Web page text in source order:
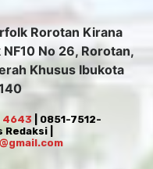
Rorotan Kirana
No 26, Rorotan,
Khusus Ibukota
4643 | 0851-7512-
|